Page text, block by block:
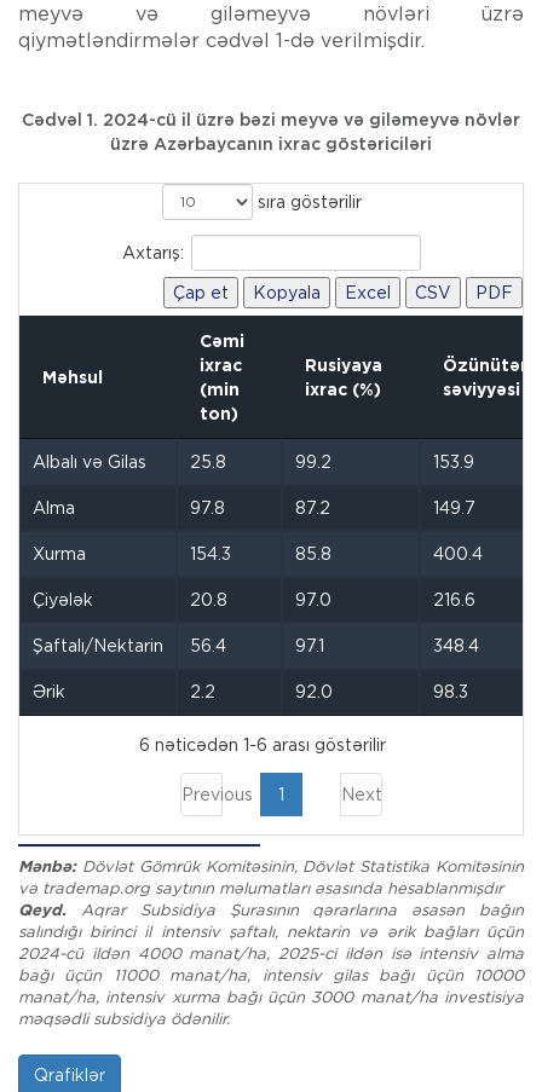
meyvə və giləmeyvə növləri üzrə
qiymətləndirmələr cədvəl 1-də verilmişdir.
Cədvəl 1. 2024-cü il üzrə bəzi meyvə və giləmeyvə növlər
üzrə Azərbaycanın ixrac göstəriciləri
sıra göstərilir
Axtarış:
Çap et Kopyala Excel CSV PDF
Məhsul
Cəmi
ixrac
(min
ton)
Rusiyaya
ixrac (%)
səviyyəsi
Albalı və Gilas 25.8 99.2 153.9
Alma 97.8 87.2 149.7
Xurma 154.3 85.8 400.4
Çiyələk 20.8 97.0 216.6
Şaftalı/Nektarin 56.4 97.1 348.4
Ərik 2.2 92.0 98.3
6 nəticədən 1-6 arası göstərilir
Previous 1 Next
Mənbə:Dövlət Gömrük Komitəsinin, Dövlət Statistika Komitəsinin
və trademap.org saytının məlumatları əsasında hesablanmışdır
Qeyd. Aqrar Subsidiya Şurasının qərarlarına əsasən bağın
salındığı birinci il intensiv şaftalı, nektarin və ərik bağları üçün
2024-cü ildən 4000 manat/ha, 2025-ci ildən isə intensiv alma
bağı üçün 11000 manat/ha, intensiv gilas bağı üçün 10000
manat/ha, intensiv xurma bağı üçün 3000 manat/ha investisiya
məqsədli subsidiya ödənilir.
Qrafiklər